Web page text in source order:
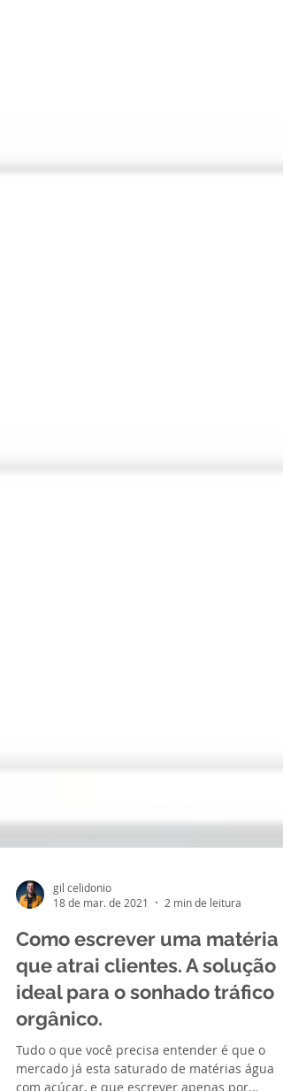
gil celidonio
18 de mar. de 2021
2 min de leitura
Como escrever uma matéria
que atrai clientes. A solução
ideal para o sonhado tráfico